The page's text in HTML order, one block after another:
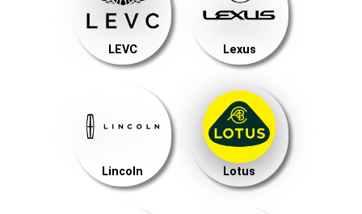
LEVC Lexus
Lincoln Lotus